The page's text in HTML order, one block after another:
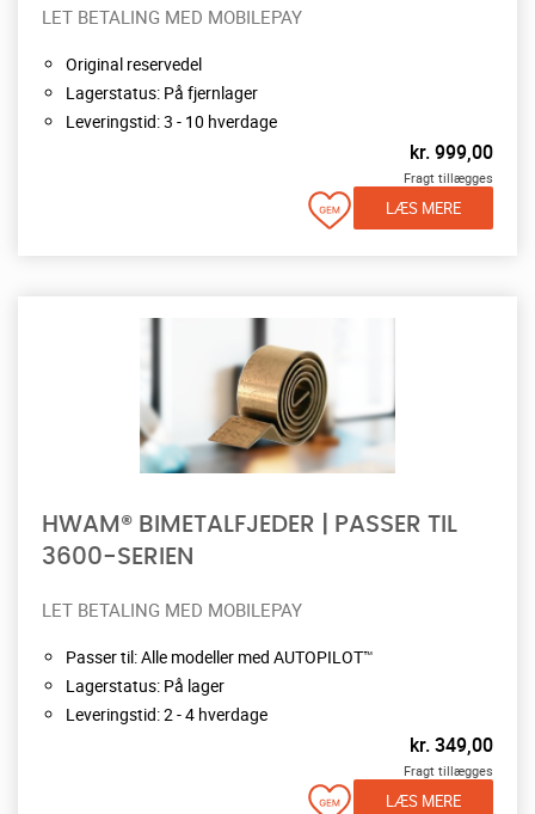
LET BETALING MED MOBILEPAY
Original reservedel
Lagerstatus: På fjernlager
Leveringstid: 3 - 10 hverdage
kr.999,00
Fragt tillægges
LÆS MERE
HWAM® BIMETALFJEDER | PASSER TIL
3600-SERIEN
LET BETALING MED MOBILEPAY
Passer til: Alle modeller med AUTOPILOT™
Lagerstatus: På lager
Leveringstid: 2 - 4 hverdage
kr.349,00
Fragt tillægges
LÆS MERE